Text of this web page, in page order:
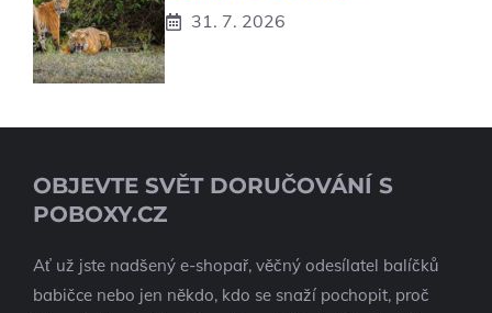
31. 7. 2026
OBJEVTE SVĚT DORUČOVÁNÍ S
POBOXY.CZ
Ať už jste nadšený e-shopař, věčný odesílatel balíčků
babičce nebo jen někdo, kdo se snaží pochopit, proč